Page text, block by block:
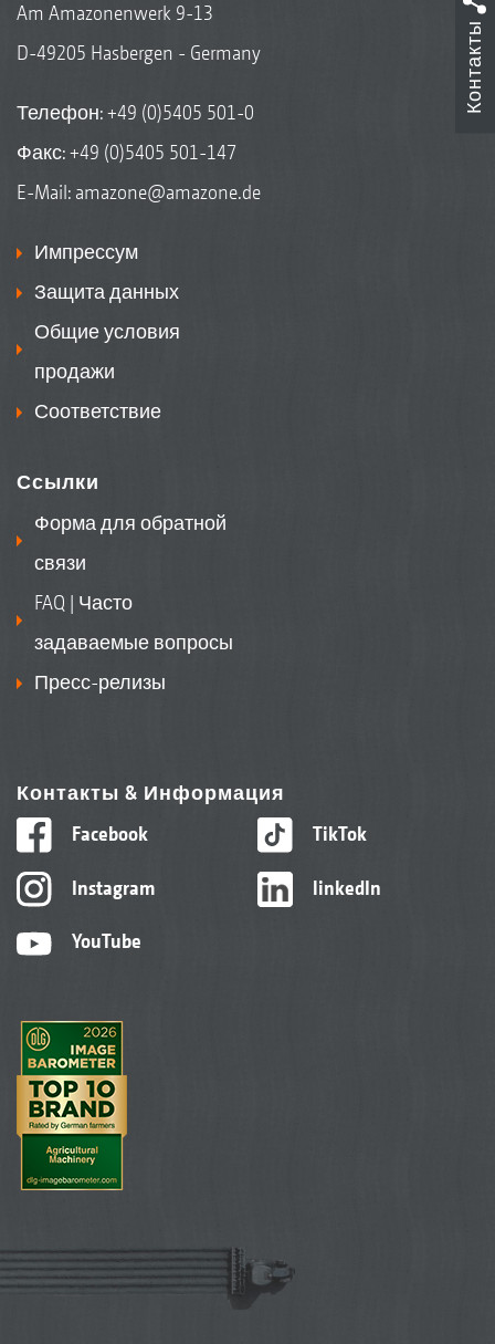
Am Amazonenwerk 9-13
D-49205 Hasbergen - Germany
Телефон:+49 (0)5405 501-0
Факс: +49 (0)5405 501-147
E-Mail: amazone@amazone.de
Импрессум
Защита данных
Общие условия
продажи
Соответствие
Ссылки
Форма для обратной
связи
FAQ | Часто
задаваемые вопросы
Пресс-релизы
Контакты & Информация
Facebook
Instagram
YouTube
TikTok
linkedIn
Контакты